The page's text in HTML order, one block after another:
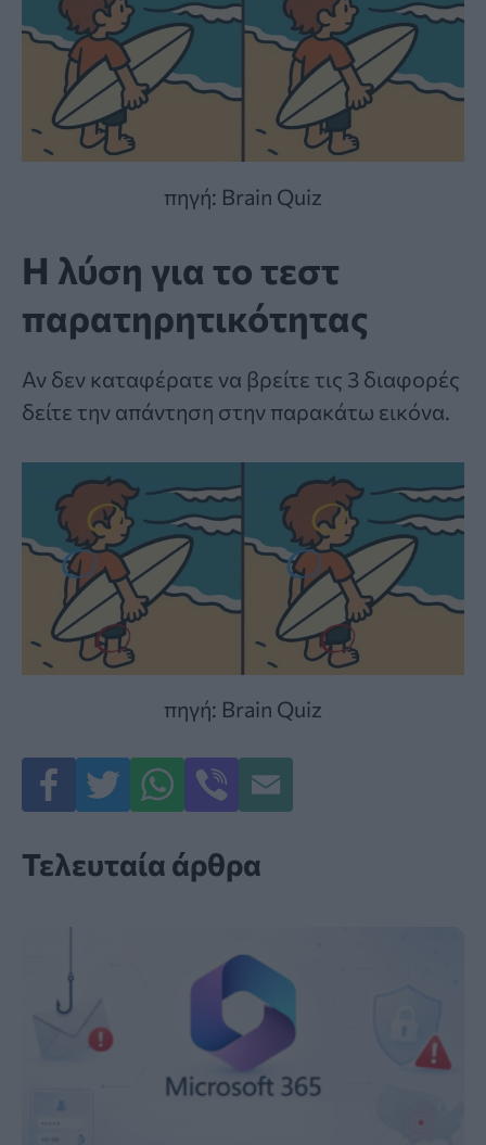
πηγή: Brain Quiz
Η λύση για το τεστ
παρατηρητικότητας
Αν δεν καταφέρατε να βρείτε τις 3 διαφορές
δείτε την απάντηση στην παρακάτω εικόνα.
πηγή: Brain Quiz
Τελευταία άρθρα